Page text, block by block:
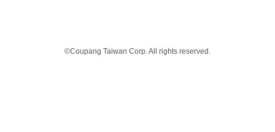
©Coupang Taiwan Corp. All rights reserved.